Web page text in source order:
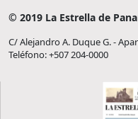
© 2019 La Estrella de
C/ Alejandro A. Duque G. -
Teléfono: +507 204-0000